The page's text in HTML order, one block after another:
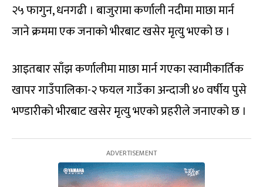
२५ फागुन, धनगढी । बाजुरामा कर्णाली नदीमा माछा मार्न
जाने क्रममा एक जनाको भीरबाट खसेर मृत्यु भएको छ ।
आइतबार साँझ कर्णालीमा माछा मार्न गएका स्वामीकार्तिक
खापर गाउँपालिका-२ फयल गाउँका अन्दाजी ४० वर्षीय पुसे
भण्डारीको भीरबाट खसेर मृत्यु भएको प्रहरीले जनाएको छ ।